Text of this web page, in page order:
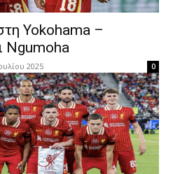
Yokohama –
Ngumoha
2025 0